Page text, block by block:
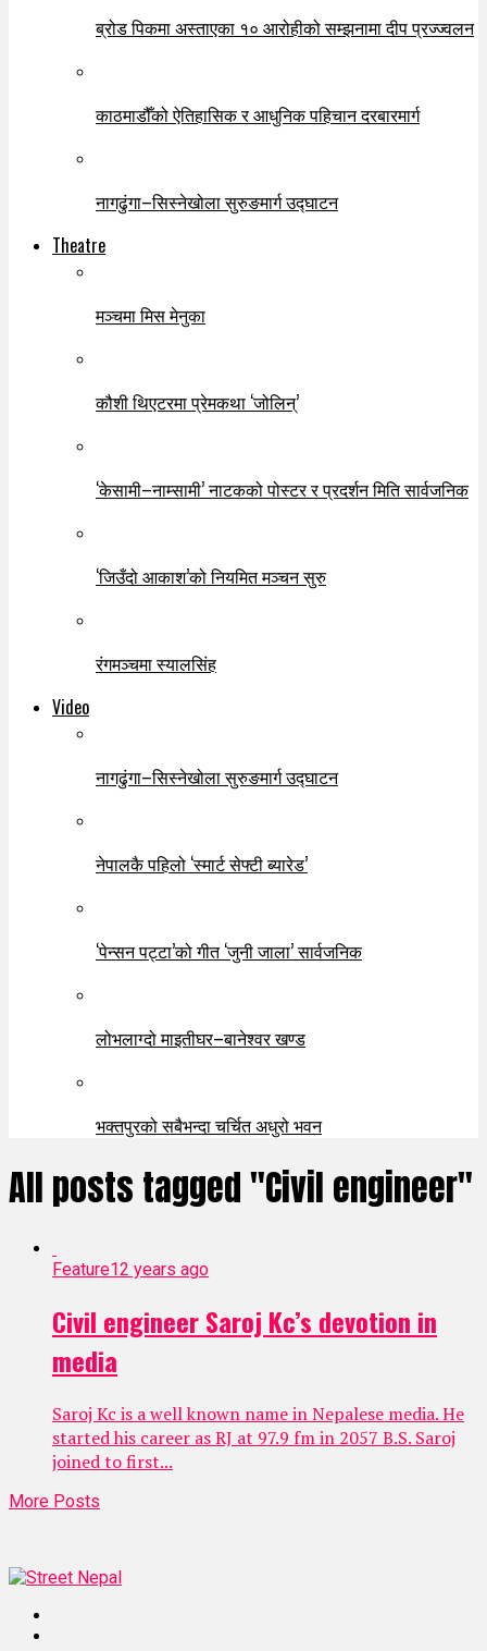
ब्रोड पिकमा अस्ताएका १० आरोहीको सम्झनामा दीप प्रज्ज्वलन
काठमाडौँको ऐतिहासिक र आधुनिक पहिचान दरबारमार्ग
नागढुंगा–सिस्नेखोला सुरुङमार्ग उद्घाटन
Theatre
मञ्चमा मिस मेनुका
कौशी थिएटरमा प्रेमकथा ‘जोलिन्’
‘केसामी–नाम्सामी’ नाटकको पोस्टर र प्रदर्शन मिति सार्वजनिक
‘जिउँदो आकाश’को नियमित मञ्चन सुरु
रंगमञ्चमा स्यालसिंह
Video
नागढुंगा–सिस्नेखोला सुरुङमार्ग उद्घाटन
नेपालकै पहिलो ‘स्मार्ट सेफ्टी ब्यारेड’
‘पेन्सन पट्टा’को गीत ‘जुनी जाला’ सार्वजनिक
लोभलाग्दो माइतीघर–बानेश्वर खण्ड
भक्तपुरको सबैभन्दा चर्चित अधुरो भवन
All posts tagged "Civil engineer"
Feature12 years ago
Civil engineer Saroj Kc’s devotion in
media
Saroj Kc is a well known name in Nepalese media. He
started his career as RJ at 97.9 fm in 2057 B.S. Saroj
joined to first...
More Posts